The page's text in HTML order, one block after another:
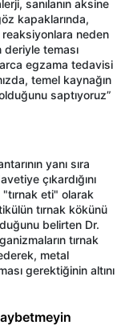
sanılanın aksine
kapaklarında,
neden
deriyle teması
egzama tedavisi
temel kaynağın
saptıyoruz”
yanı sıra
çıkardığını
"tırnak eti" olarak
tırnak kökünü
belirten Dr.
tırnak
metal
gerektiğinin altını